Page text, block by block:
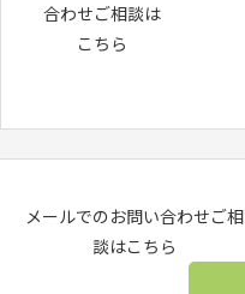
合わせご相談は
こちら
メールでのお問い合わせご相
談はこちら